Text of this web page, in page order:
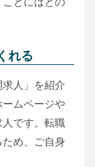
れる
人」を紹介
ームページや
です。転職
め、ご自身